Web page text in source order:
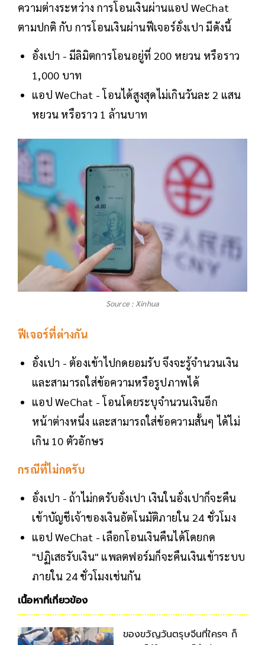
ความต่างระหว่าง การโอนเงินผ่านแอป WeChat
ตามปกติ กับ การโอนเงินผ่านฟีเจอร์อั่งเปา มีดังนี้
อั่งเปา - มีลิมิตการโอนอยู่ที่ 200 หยวน หรือราว
1,000 บาท
แอป WeChat - โอนได้สูงสุดไม่เกินวันละ 2 แสน
หยวน หรือราว 1 ล้านบาท
Source : Xinhua
ฟีเจอร์ที่ต่างกัน
อั่งเปา - ต้องเข้าไปกดยอมรับ จึงจะรู้จำนวนเงิน
และสามารถใส่ข้อความหรือรูปภาพได้
แอป WeChat - โอนโดยระบุจำนวนเงินอีก
หน้าต่างหนึ่ง และสามารถใส่ข้อความสั้นๆ ได้ไม่
เกิน 10 ตัวอักษร
กรณีที่ไม่กดรับ
อั่งเปา - ถ้าไม่กดรับอั่งเปา เงินในอั่งเปาก็จะคืน
เข้าบัญชีเจ้าของเงินอัตโนมัติภายใน 24 ชั่วโมง
แอป WeChat - เลือกโอนเงินคืนได้โดยกด
"ปฏิเสธรับเงิน" แพลตฟอร์มก็จะคืนเงินเข้าระบบ
ภายใน 24 ชั่วโมงเช่นกัน
เนื้อหาที่เกี่ยวข้อง
ของขวัญวันตรุษจีนที่ใครๆ ก็